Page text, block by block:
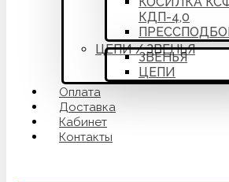
КДП-4,0
ЦЕПИ / ЗВЕНЬЯ
ЗВЕНЬЯ
ЦЕПИ
Оплата
Доставка
Кабинет
Контакты